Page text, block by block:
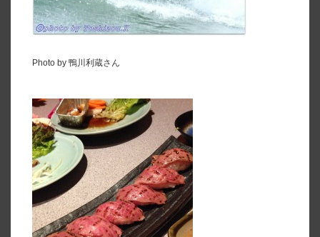
Photo by 鴨川利蔵さん